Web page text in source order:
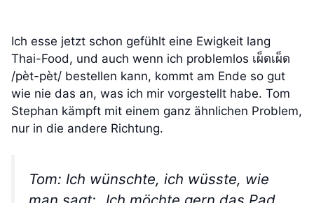
Ich esse jetzt schon gefühlt eine Ewigkeit lang
Thai-Food, und auch wenn ich problemlos เผ็ดเผ็ด
/pèt-pèt/ bestellen kann, kommt am Ende so gut
wie nie das an, was ich mir vorgestellt habe. Tom
Stephan kämpft mit einem ganz ähnlichen Problem,
nur in die andere Richtung.
Tom: Ich wünschte, ich wüsste, wie